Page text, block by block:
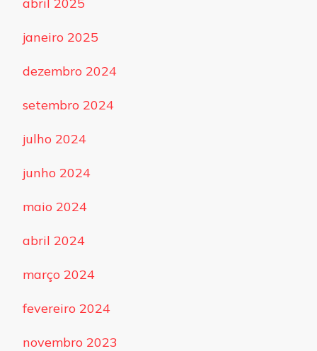
abril 2025
janeiro 2025
dezembro 2024
setembro 2024
julho 2024
junho 2024
maio 2024
abril 2024
março 2024
fevereiro 2024
novembro 2023